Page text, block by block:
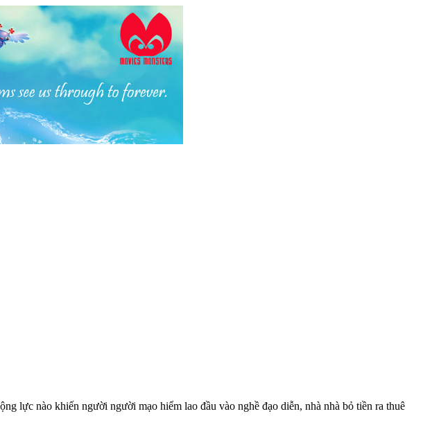
lực nào khiến người người mạo hiểm lao đầu vào nghề đạo diễn, nhà nhà bỏ tiền ra thuê